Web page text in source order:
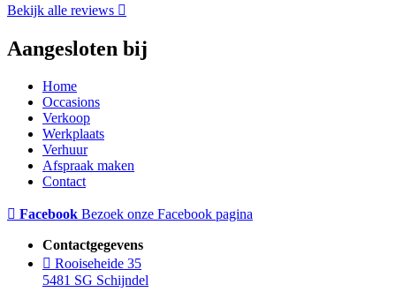
Bekijk alle reviews
Aangesloten bij
Home
Occasions
Verkoop
Werkplaats
Verhuur
Afspraak maken
Contact
Facebook Bezoek onze Facebook pagina
Contactgegevens
Rooiseheide 35
5481 SG Schijndel